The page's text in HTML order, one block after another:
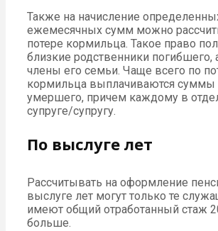
Также на начисление
ежемесячных сумм можно
потере кормильца. Такое право
близкие родственники погибшего,
члены его семьи. Чаще всего по
кормильца выплачиваются суммы
умершего, причем каждому в
супруге/супругу.
По выслуге лет
Рассчитывать на оформление
выслуге лет могут только те
имеют общий отработанный стаж
больше.